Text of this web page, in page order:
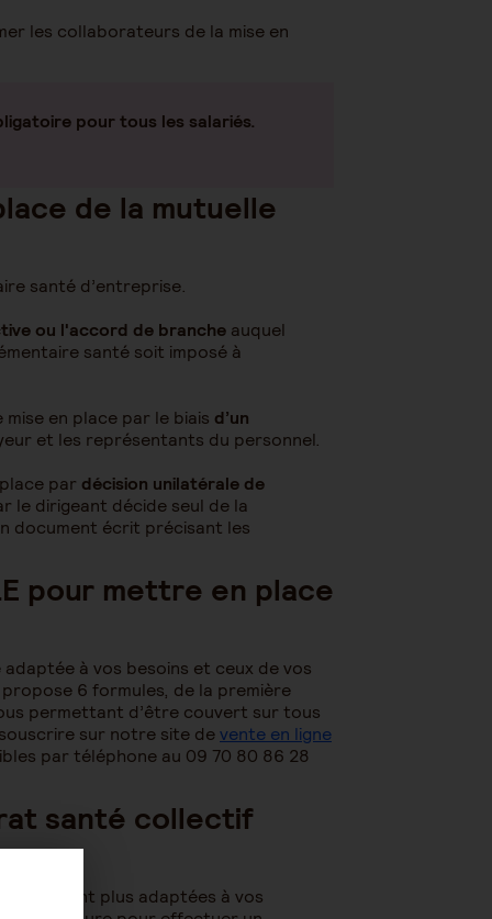
les collaborateurs de la mise en
pour tous les salariés.
de la mutuelle
santé d’entreprise.
ou l'accord de branche auquel
santé soit imposé à
en place par le biais d’un
et les représentants du personnel.
par décision unilatérale de
le dirigeant décide seul de la
document écrit précisant les
pour mettre en place
à vos besoins et ceux de vos
6 formules, de la première
permettant d’être couvert sur tous
sur notre site devente en ligne
par téléphone au 09 70 80 86 28
santé collectif
ne sont plus adaptées à vos